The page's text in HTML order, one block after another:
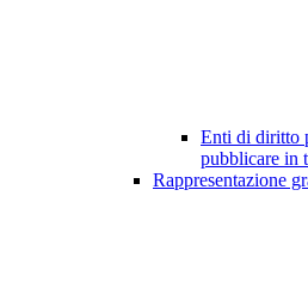
Enti di diritto
pubblicare in
Rappresentazione